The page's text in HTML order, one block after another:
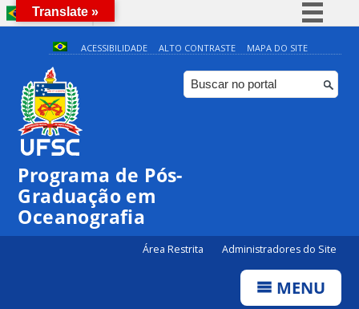
BRASIL
Simplifique!
Comunica BR
Participe
ACESSIBILIDADE ALTO CONTRASTE MAPA DO SITE
Programa de Pós-
Graduação em
Oceanografia
Área Restrita Administradores do Site
MENU
Translate »